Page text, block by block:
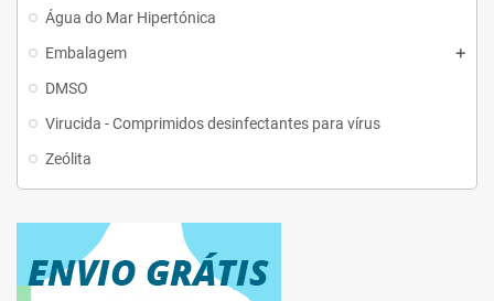
Água do Mar Hipertónica
Embalagem
DMSO
Virucida - Comprimidos desinfectantes para vírus
Zeólita